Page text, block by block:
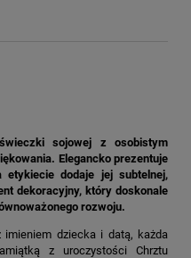
sojowej z osobistym
Elegancko prezentuje
dodaje jej subtelnej,
dekoracyjny, który doskonale
rozwoju.
imieniem dziecka i datą, każda
z uroczystości Chrztu